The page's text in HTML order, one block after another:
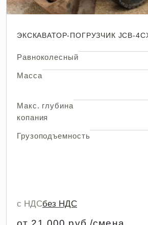
ЭКСКАВАТОР-ПОГРУЗЧИК JCB-
Равноколесный
Масса
Макс. глубина
копания
Грузоподъемность
с НДСбез НДС